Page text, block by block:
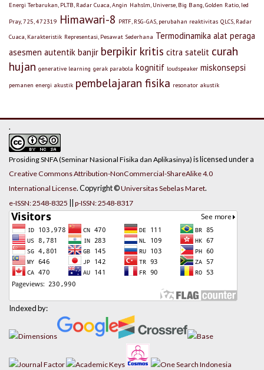
Energi Terbarukan, PLTB, Radar Cuaca, Angin Hahslm, Universe, Big Bang, Golden Ratio, Ied
Pray, 725, 472319 Himawari-8 PRTF, RSG-GAS, perubahan reaktivitas QLCS, Radar
Cuaca, Karakteristik Representasi, Pesawat Sederhana Termodinamika alat peraga
asesmen autentik banjir berpikir kritis citra satelit curah
hujan generative learning gerak parabola kognitif loudspeaker miskonsepsi
pemanen energi akustik pembelajaran fisika resonator akustik
.
Prosiding SNFA (Seminar Nasional Fisika dan Aplikasinya) is licensed under a
Creative Commons Attribution-NonCommercial-ShareAlike 4.0
International License. Copyright ©Universitas Sebelas Maret.
e-ISSN: 2548-8325 p-ISSN: 2548-8317
Indexed by: